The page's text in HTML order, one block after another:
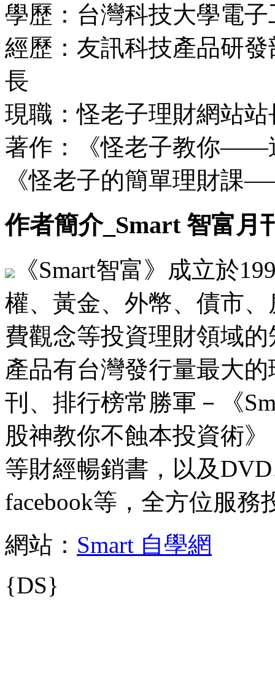
學歷：台灣科技大學電
經歷：友訊科技產品研
長
現職：怪老子理財網站站
著作：《怪老子教你——
《怪老子的簡單理財課
作者簡介_Smart 智富月
《Smart智富》成立於
權、黃金、外幣、債市
費觀念等投資理財領域
產品有台灣發行量最大
刊、排行榜常勝軍－《
股神教你不蝕本投資術
等財經暢銷書，以及
facebook等，全方位服務
網站： Smart 自學網
{DS}